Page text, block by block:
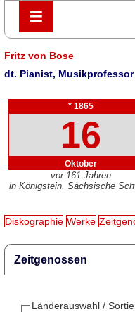
≡
≡
Fritz von Bose
dt. Pianist,
* 1865
16
Oktober
vor 161 Jahren
in Königstein, Sächsische
Diskographie Werke
Zeitgenossen
Länderauswahl /